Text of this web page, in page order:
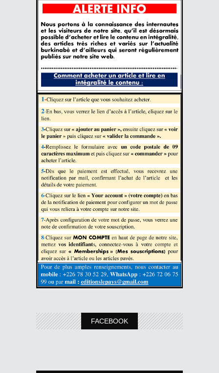
FACEBOOK